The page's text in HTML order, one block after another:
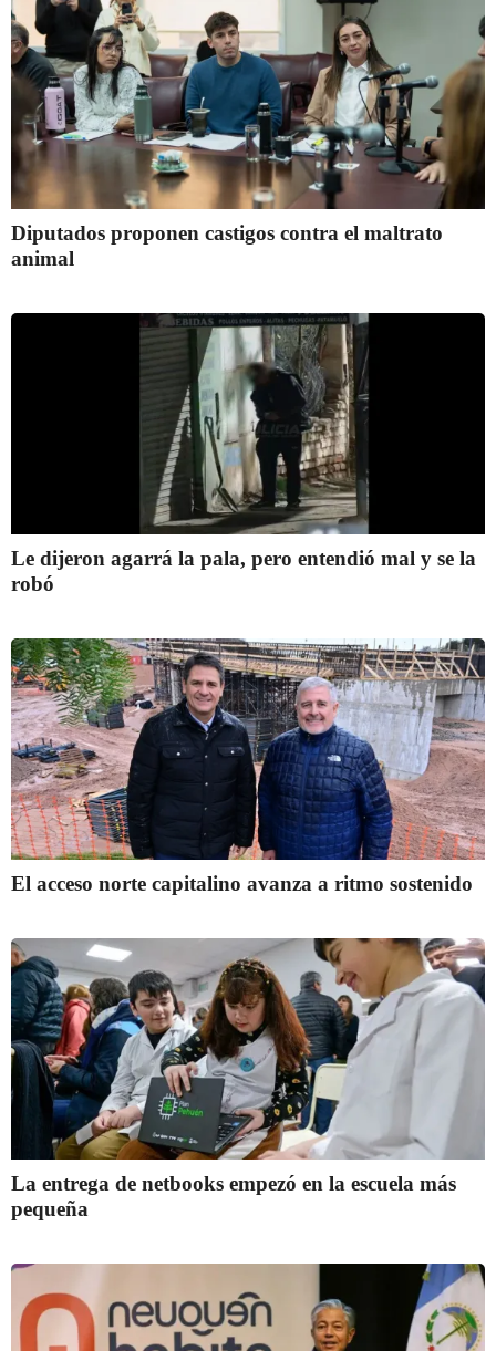
Diputados proponen castigos contra el maltrato
animal
Le dijeron agarrá la pala, pero entendió mal y se la
robó
El acceso norte capitalino avanza a ritmo sostenido
La entrega de netbooks empezó en la escuela más
pequeña